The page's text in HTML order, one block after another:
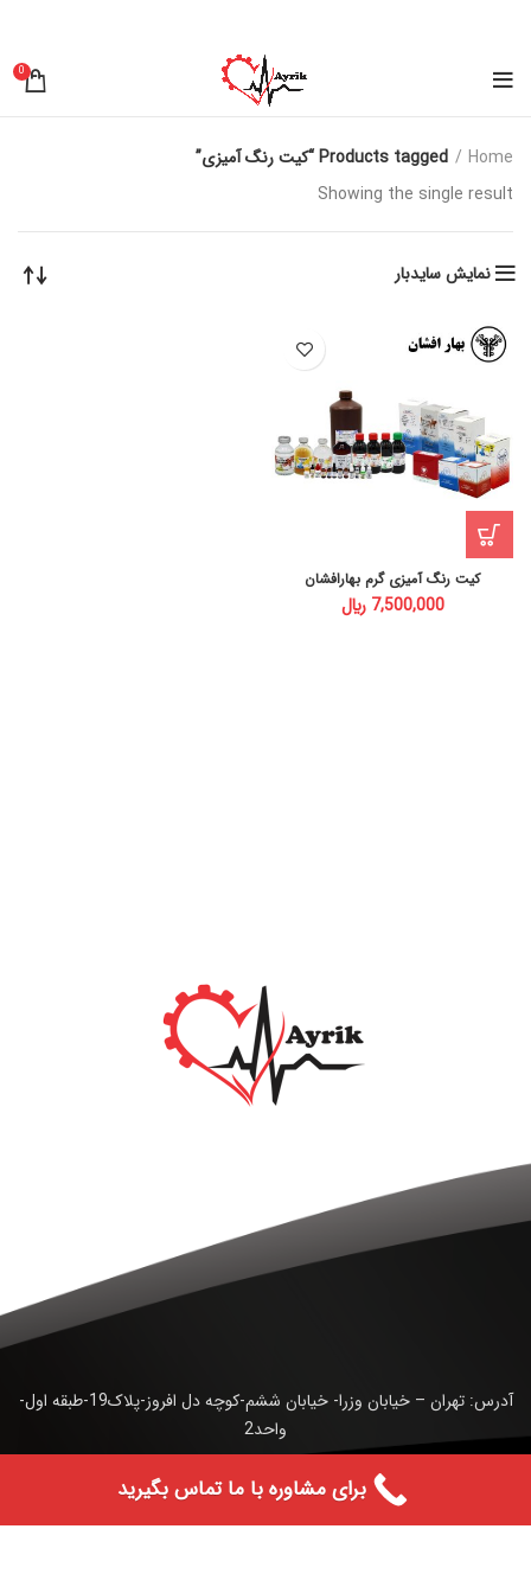
0
Home
Products tagged “کیت رنگ آمیزی”
Showing the single result
نمایش سایدبار
کیت رنگ آمیزی گرم بهارافشان
﷼
آدرس: تهران – خیابان وزرا- خیابان ششم-کوچه دل افروز-پلاک19-طبقه اول-
واحد2
برای مشاوره با ما تماس بگیرید